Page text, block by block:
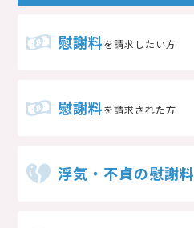
慰謝料を請求したい方
慰謝料を請求された方
浮気・不貞の慰謝料